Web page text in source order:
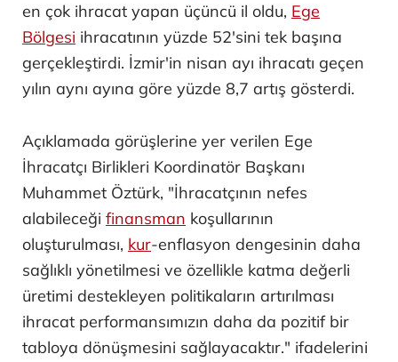
en çok ihracat yapan üçüncü il oldu, Ege
Bölgesi ihracatının yüzde 52'sini tek başına
gerçekleştirdi. İzmir'in nisan ayı ihracatı geçen
yılın aynı ayına göre yüzde 8,7 artış gösterdi.
Açıklamada görüşlerine yer verilen Ege
İhracatçı Birlikleri Koordinatör Başkanı
Muhammet Öztürk, "İhracatçının nefes
alabileceği finansman koşullarının
oluşturulması, kur-enflasyon dengesinin daha
sağlıklı yönetilmesi ve özellikle katma değerli
üretimi destekleyen politikaların artırılması
ihracat performansımızın daha da pozitif bir
tabloya dönüşmesini sağlayacaktır." ifadelerini